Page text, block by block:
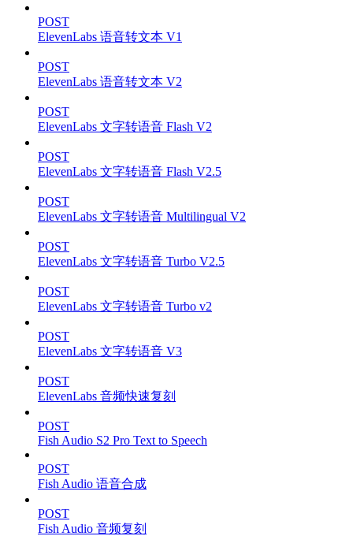
POST
ElevenLabs 语音转文本 V1
POST
ElevenLabs 语音转文本 V2
POST
ElevenLabs 文字转语音 Flash V2
POST
ElevenLabs 文字转语音 Flash V2.5
POST
ElevenLabs 文字转语音 Multilingual V2
POST
ElevenLabs 文字转语音 Turbo V2.5
POST
ElevenLabs 文字转语音 Turbo v2
POST
ElevenLabs 文字转语音 V3
POST
ElevenLabs 音频快速复刻
POST
Fish Audio S2 Pro Text to Speech
POST
Fish Audio 语音合成
POST
Fish Audio 音频复刻